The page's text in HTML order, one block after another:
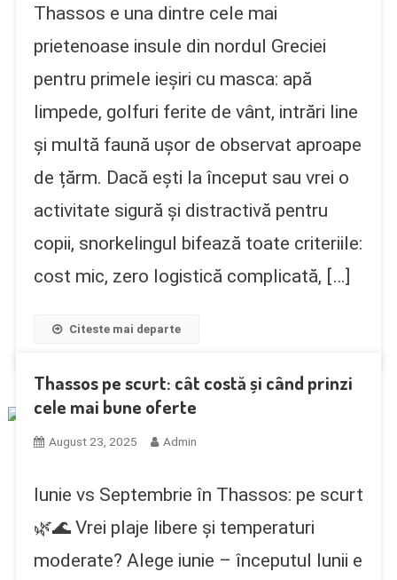
Thassos e una dintre cele mai
prietenoase insule din nordul Greciei
pentru primele ieșiri cu masca: apă
limpede, golfuri ferite de vânt, intrări line
și multă faună ușor de observat aproape
de țărm. Dacă ești la început sau vrei o
activitate sigură și distractivă pentru
copii, snorkelingul bifează toate criteriile:
cost mic, zero logistică complicată, […]
Citeste mai departe
Thassos pe scurt: cât costă și când prinzi
cele mai bune oferte
August 23, 2025 Admin
Iunie vs Septembrie în Thassos: pe scurt
🌿🌊 Vrei plaje libere și temperaturi
moderate? Alege iunie – începutul lunii e